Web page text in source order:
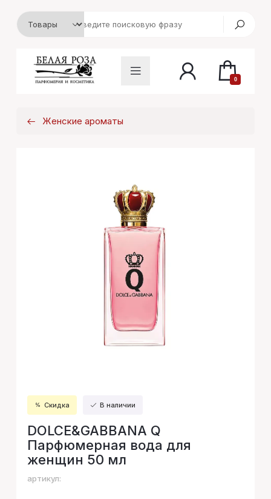
0
Женские ароматы
Скидка В наличии
DOLCE&GABBANA Q
Парфюмерная вода для
женщин 50 мл
артикул: